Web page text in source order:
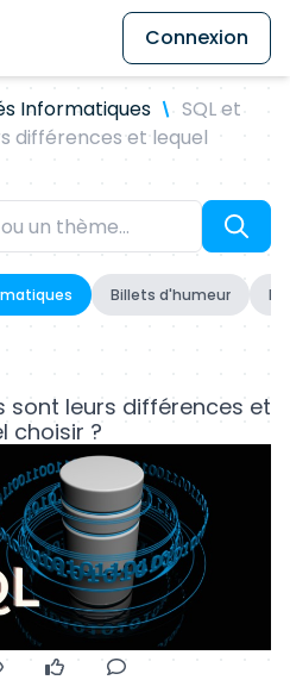
Connexion
Informatiques
SQL et
différences et lequel
Billets d'humeur
sont leurs différences et
choisir ?